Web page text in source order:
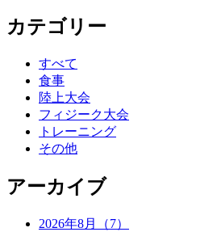
カテゴリー
すべて
食事
陸上大会
フィジーク大会
トレーニング
その他
アーカイブ
2026年8月（7）